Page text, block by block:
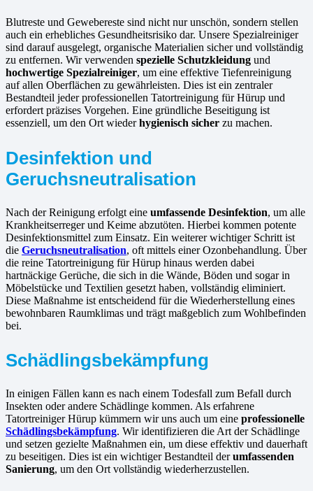
Blutreste und Gewebereste sind nicht nur unschön, sondern stellen
auch ein erhebliches Gesundheitsrisiko dar. Unsere Spezialreiniger
sind darauf ausgelegt, organische Materialien sicher und vollständig
zu entfernen. Wir verwenden spezielle Schutzkleidung und
hochwertige Spezialreiniger, um eine effektive Tiefenreinigung
auf allen Oberflächen zu gewährleisten. Dies ist ein zentraler
Bestandteil jeder professionellen Tatortreinigung für Hürup und
erfordert präzises Vorgehen. Eine gründliche Beseitigung ist
essenziell, um den Ort wiederhygienisch sicher zu machen.
Desinfektion und
Geruchsneutralisation
Nach der Reinigung erfolgt eine umfassende Desinfektion, um alle
Krankheitserreger und Keime abzutöten. Hierbei kommen potente
Desinfektionsmittel zum Einsatz. Ein weiterer wichtiger Schritt ist
die Geruchsneutralisation, oft mittels einer Ozonbehandlung. Über
die reine Tatortreinigung für Hürup hinaus werden dabei
hartnäckige Gerüche, die sich in die Wände, Böden und sogar in
Möbelstücke und Textilien gesetzt haben, vollständig eliminiert.
Diese Maßnahme ist entscheidend für die Wiederherstellung eines
bewohnbaren Raumklimas und trägt maßgeblich zum Wohlbefinden
bei.
Schädlingsbekämpfung
In einigen Fällen kann es nach einem Todesfall zum Befall durch
Insekten oder andere Schädlinge kommen. Als erfahrene
Tatortreiniger Hürup kümmern wir uns auch um eine professionelle
Schädlingsbekämpfung. Wir identifizieren die Art der Schädlinge
und setzen gezielte Maßnahmen ein, um diese effektiv und dauerhaft
zu beseitigen. Dies ist ein wichtiger Bestandteil derumfassenden
Sanierung, um den Ort vollständig wiederherzustellen.